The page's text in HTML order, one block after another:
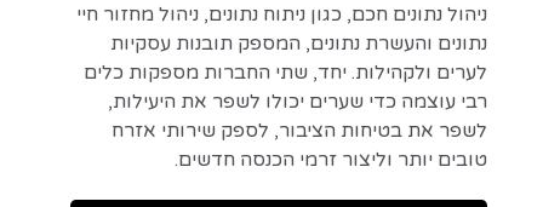
ניהול נתונים חכם, כגון ניתוח נתונים, ניהול מחזור חיי
נתונים והעשרת נתונים, המספק תובנות עסקיות
לערים ולקהילות. יחד, שתי החברות מספקות כלים
רבי עוצמה כדי שערים יכולו לשפר את היעילות,
לשפר את בטיחות הציבור, לספק שירותי אזרח
טובים יותר וליצור זרמי הכנסה חדשים.